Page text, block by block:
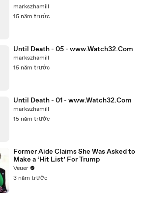
markszhamill
15 năm trước
Until Death - 05 - www.Watch32.Com
markszhamill
15 năm trước
Until Death - 01 - www.Watch32.Com
markszhamill
15 năm trước
Former Aide Claims She Was Asked to
Make a ‘Hit List’ For Trump
Veuer
3 năm trước